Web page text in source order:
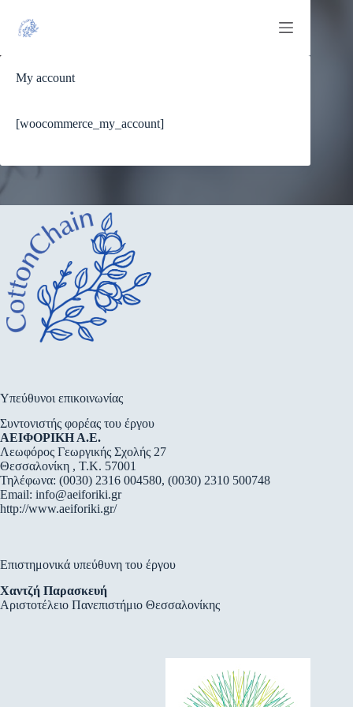
περιεχόμενο
My account
[woocommerce_my_account]
Υπεύθυνοι επικοινωνίας
Συντονιστής φορέας του έργου
ΑΕΙΦΟΡΙΚΗ Α.Ε.
Λεωφόρος Γεωργικής Σχολής 27
Θεσσαλονίκη , Τ.Κ. 57001
Τηλέφωνα: (0030) 2316 004580, (0030) 2310 500748
Email: info@aeiforiki.gr
http://www.aeiforiki.gr/
Επιστημονικά υπεύθυνη του έργου
Χαντζή Παρασκευή
Αριστοτέλειο Πανεπιστήμιο Θεσσαλονίκης